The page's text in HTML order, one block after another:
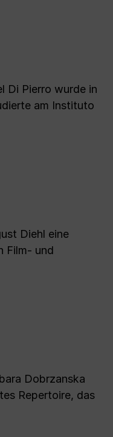
Di Pierro wurde in
am Instituto
Diehl eine
Film- und
Dobrzanska
Repertoire, das